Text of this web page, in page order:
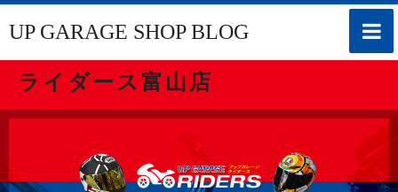
toggle
UP GARAGE SHOP BLOG
ライダース富山店